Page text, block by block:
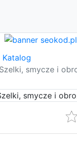
Katalog
smycze i